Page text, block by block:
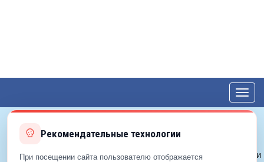
© 2012—2026 ЕДС-Королёв
Политика конфиденциальности
Рекомендательные технологии
При посещении сайта пользователю отображается